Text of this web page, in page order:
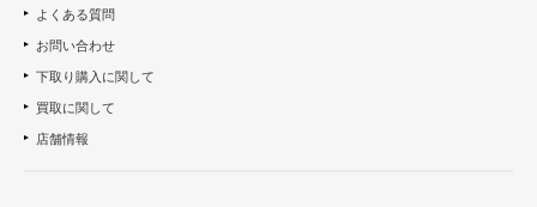
よくある質問
お問い合わせ
下取り購入に関して
買取に関して
店舗情報